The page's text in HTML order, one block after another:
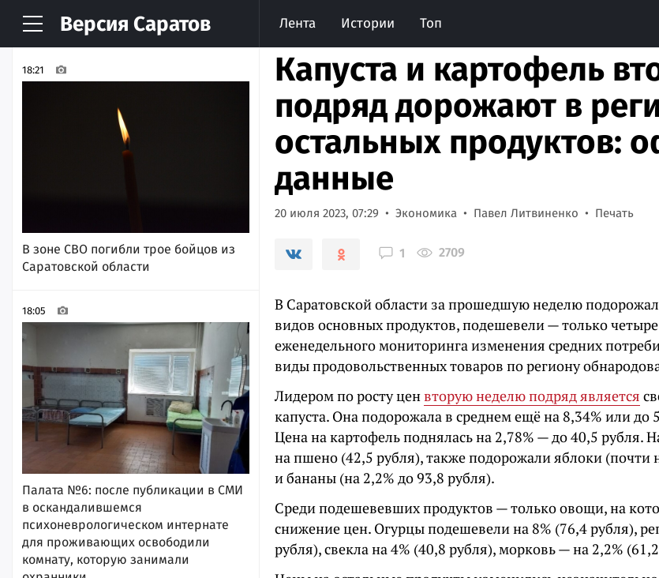
Версия Саратов Лента Истории Топ
НОВОСТИ АРХИВ
18:21
В зоне СВО погибли трое бойцов из
Саратовской области
18:05
Палата №6: после публикации в СМИ
в оскандалившемся
психоневрологическом интернате
для проживающих освободили
комнату, которую занимали
Капуста и картофель
подряд дорожают в
остальных продуктов:
данные
20 июля 2023, 07:29 Экономика Павел Литвиненко Печать
1 2709
В Саратовской области за прошедшую неделю
видов основных продуктов, подешевели — только
еженедельного мониторинга изменения средних
виды продовольственных товаров по региону
Лидером по росту ценвторую неделю подряд является
капуста. Она подорожала в среднем ещё на 8,34% или до
Цена на картофель поднялась на 2,78% — до 40,5 рубля.
на пшено (42,5 рубля), также подорожали яблоки (почти
и бананы (на 2,2% до 93,8 рубля).
Среди подешевевших продуктов — только овощи, на
снижение цен. Огурцы подешевели на 8% (76,4 рубля),
рубля), свекла на 4% (40,8 рубля), морковь — на 2,2%